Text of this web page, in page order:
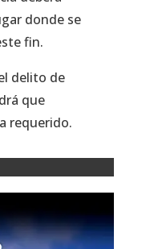
donde se
fin.
delito de
que
requerido.